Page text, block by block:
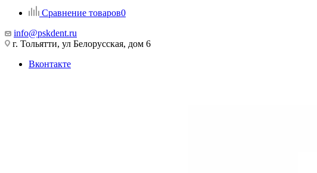
Сравнение товаров0
info@pskdent.ru
г. Тольятти, ул Белорусская, дом 6
Вконтакте